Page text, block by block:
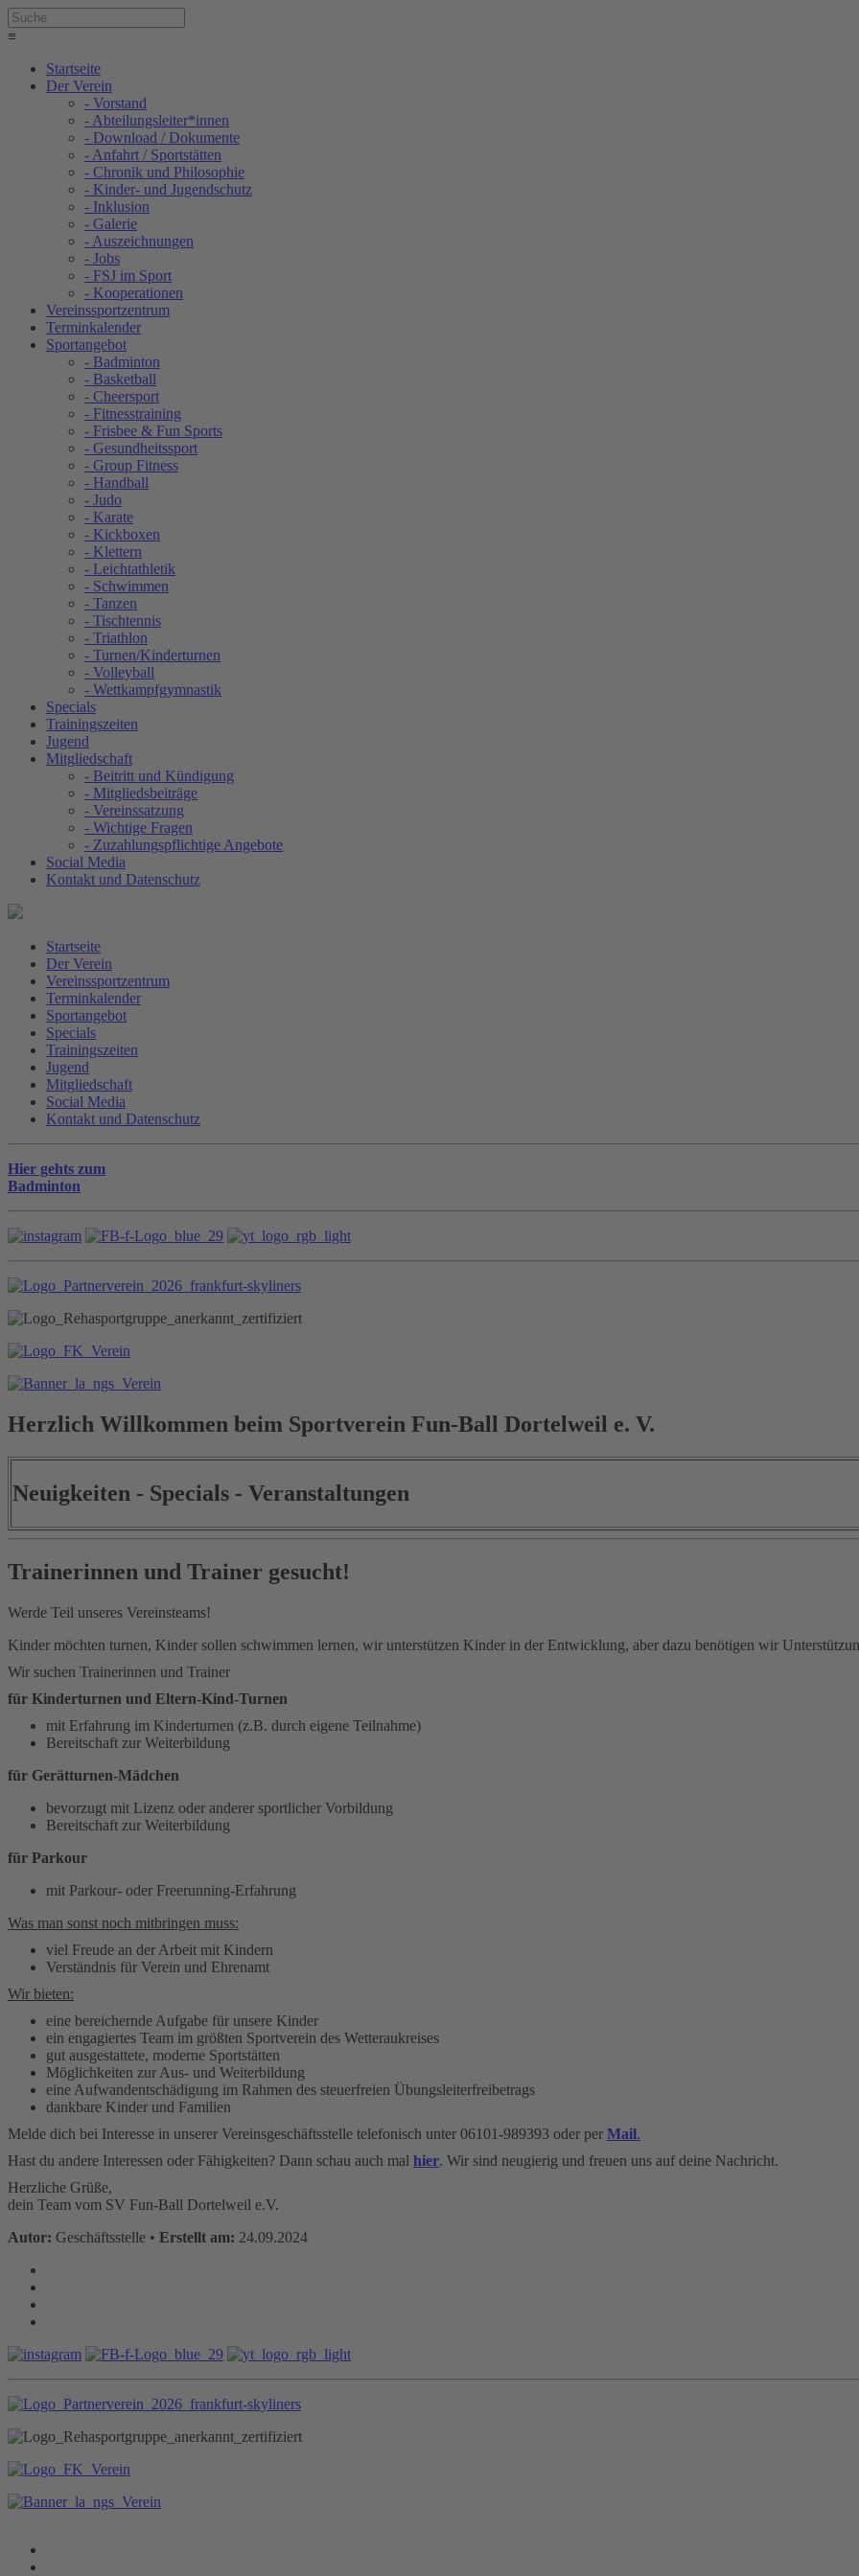
≡
Startseite
Der Verein
- Vorstand
- Abteilungsleiter*innen
- Download / Dokumente
- Anfahrt / Sportstätten
- Chronik und Philosophie
- Kinder- und Jugendschutz
- Inklusion
- Galerie
- Auszeichnungen
- Jobs
- FSJ im Sport
- Kooperationen
Vereinssportzentrum
Terminkalender
Sportangebot
- Badminton
- Basketball
- Cheersport
- Fitnesstraining
- Frisbee & Fun Sports
- Gesundheitssport
- Group Fitness
- Handball
- Judo
- Karate
- Kickboxen
- Klettern
- Leichtathletik
- Schwimmen
- Tanzen
- Tischtennis
- Triathlon
- Turnen/Kinderturnen
- Volleyball
- Wettkampfgymnastik
Specials
Trainingszeiten
Jugend
Mitgliedschaft
- Beitritt und Kündigung
- Mitgliedsbeiträge
- Vereinssatzung
- Wichtige Fragen
- Zuzahlungspflichtige Angebote
Social Media
Kontakt und Datenschutz
Startseite
Der Verein
Vereinssportzentrum
Terminkalender
Sportangebot
Specials
Trainingszeiten
Jugend
Mitgliedschaft
Social Media
Kontakt und Datenschutz
Hier gehts zum
Badminton
Herzlich Willkommen beim Sportverein Fun-Ball Dortelweil e. V.
Neuigkeiten - Specials - Veranstaltungen
Trainerinnen und Trainer gesucht!
Werde Teil unseres Vereinsteams!
Kinder möchten turnen, Kinder sollen schwimmen lernen, wir unterstützen Kinder in der Entwicklung, aber dazu benötigen wir
Wir suchen Trainerinnen und Trainer
für Kinderturnen und Eltern-Kind-Turnen
mit Erfahrung im Kinderturnen (z.B. durch eigene Teilnahme)
Bereitschaft zur Weiterbildung
für Gerätturnen-Mädchen
bevorzugt mit Lizenz oder anderer sportlicher Vorbildung
Bereitschaft zur Weiterbildung
für Parkour
mit Parkour- oder Freerunning-Erfahrung
Was man sonst noch mitbringen muss:
viel Freude an der Arbeit mit Kindern
Verständnis für Verein und Ehrenamt
Wir bieten:
eine bereichernde Aufgabe für unsere Kinder
ein engagiertes Team im größten Sportverein des Wetteraukreises
gut ausgestattete, moderne Sportstätten
Möglichkeiten zur Aus- und Weiterbildung
eine Aufwandentschädigung im Rahmen des steuerfreien Übungsleiterfreibetrags
dankbare Kinder und Familien
Melde dich bei Interesse in unserer Vereinsgeschäftsstelle telefonisch unter 06101-989393 oder per Mail.
Hast du andere Interessen oder Fähigkeiten? Dann schau auch mal hier. Wir sind neugierig und freuen uns auf deine Nachricht.
Herzliche Grüße,
dein Team vom SV Fun-Ball Dortelweil e.V.
Autor: Geschäftsstelle • Erstellt am: 24.09.2024